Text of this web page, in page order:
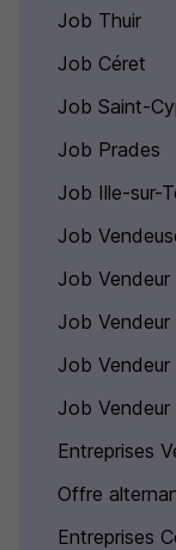
Job Thuir
Job Céret
Job Saint-
Job Prades
Job Ille-sur-
Job
Job Vendeur
Job
Job
Job Vendeur
Entreprises
Offre
Entreprises